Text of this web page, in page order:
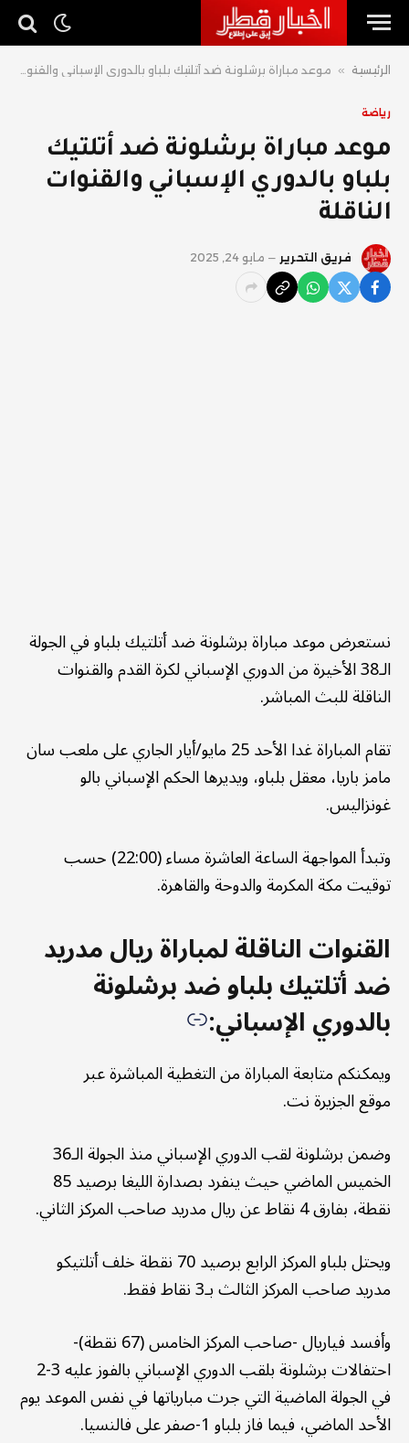
الرئيسية » موعد مباراة برشلونة ضد أتلتيك بلباو بالدوري الإسباني والقنوات الناقلة
رياضة
موعد مباراة برشلونة ضد أتلتيك
بلباو بالدوري الإسباني والقنوات
الناقلة
فريق التحرير مايو 24, 2025
نستعرض موعد مباراة برشلونة ضد أتلتيك بلباو في الجولة
الـ38 الأخيرة من الدوري الإسباني لكرة القدم والقنوات
الناقلة للبث المباشر.
تقام المباراة غدا الأحد 25 مايو/أيار الجاري على ملعب سان
مامز باريا، معقل بلباو، ويديرها الحكم الإسباني بالو
غونزاليس.
وتبدأ المواجهة الساعة العاشرة مساء (22:00) حسب
توقيت مكة المكرمة والدوحة والقاهرة.
القنوات الناقلة لمباراة ريال مدريد
ضد أتلتيك بلباو ضد برشلونة
بالدوري الإسباني:
ويمكنكم متابعة المباراة من التغطية المباشرة عبر
موقع الجزيرة نت.
وضمن برشلونة لقب الدوري الإسباني منذ الجولة الـ36
الخميس الماضي حيث ينفرد بصدارة الليغا برصيد 85
نقطة، بفارق 4 نقاط عن ريال مدريد صاحب المركز الثاني.
ويحتل بلباو المركز الرابع برصيد 70 نقطة خلف أتلتيكو
مدريد صاحب المركز الثالث بـ3 نقاط فقط.
وأفسد فياريال -صاحب المركز الخامس (67 نقطة)-
احتفالات برشلونة بلقب الدوري الإسباني بالفوز عليه 3-2
في الجولة الماضية التي جرت مبارياتها في نفس الموعد يوم
الأحد الماضي، فيما فاز بلباو 1-صفر على فالنسيا.